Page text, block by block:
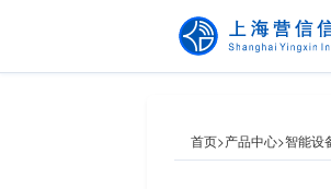
首页>产品中心>智能设